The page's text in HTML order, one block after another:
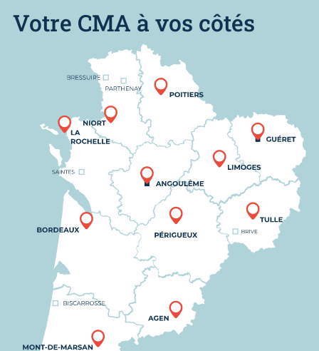
Votre CMA à vos côtés